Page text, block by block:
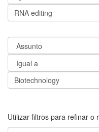
Utilizar filtros para refinar o